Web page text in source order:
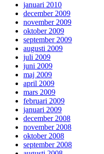
januari 2010
december 2009
november 2009
oktober 2009
september 2009
augusti 2009
juli 2009
juni 2009
maj 2009
april 2009
mars 2009
februari 2009
januari 2009
december 2008
november 2008
oktober 2008
september 2008